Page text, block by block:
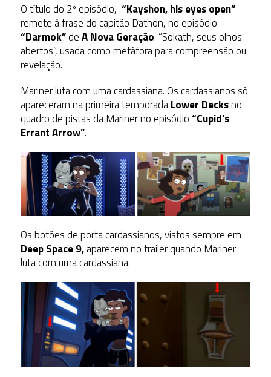
O título do 2º episódio, “Kayshon, his eyes open”
remete à frase do capitão Dathon, no episódio
“Darmok”deA Nova Geração: “Sokath, seus olhos
abertos”, usada como metáfora para compreensão ou
revelação.
Mariner luta com uma cardassiana. Os cardassianos só
apareceram na primeira temporadaLower Decksno
quadro de pistas da Mariner no episódio“Cupid’s
Errant Arrow”.
Os botões de porta cardassianos, vistos sempre em
Deep Space 9,aparecem no trailer quando Mariner
luta com uma cardassiana.